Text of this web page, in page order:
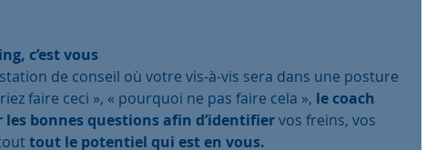
c’est vous
de conseil où votre vis-à-vis sera dans une posture
faire ceci », « pourquoi ne pas faire cela », le coach
bonnes questions afin d’identifier vos freins, vos
tout le potentiel qui est en vous.